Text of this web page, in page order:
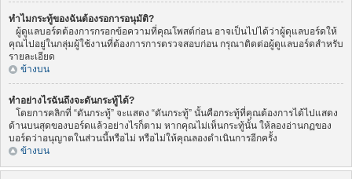
ทำไมกระทู้ของฉันต้องรอการอนุมัติ?
ผู้ดูแลบอร์ดต้องการกรอกข้อความที่คุณโพสต์ก่อน อาจเป็นไปได้ว่าผู้ดุแลบอร์ดให้
คุณไปอยู่ในกลุ่มผู้ใช้งานที่ต้องการการตรวจสอบก่อน กรุณาติดต่อผู้ดูแลบอร์ดสำหรับ
รายละเอียด
ข้างบน
ทำอย่างไรฉันถึงจะดันกระทู้ได้?
โดยการคลิกที่ “ดันกระทู้” จะแสดง “ดันกระทู้” นั้นคือกระทู้ที่คุณต้องการได้ไปแสดง
ด้านบนสุดของบอร์ดแล้วอย่างไรก็ตาม หากคุณไม่เห็นกระทู้นั้น ให้ลองอ่านกฏของ
บอร์ดว่าอนุญาตในส่วนนี้หรือไม่ หรือไม่ให้คุณลองดำเนินการอีกครั้ง
ข้างบน